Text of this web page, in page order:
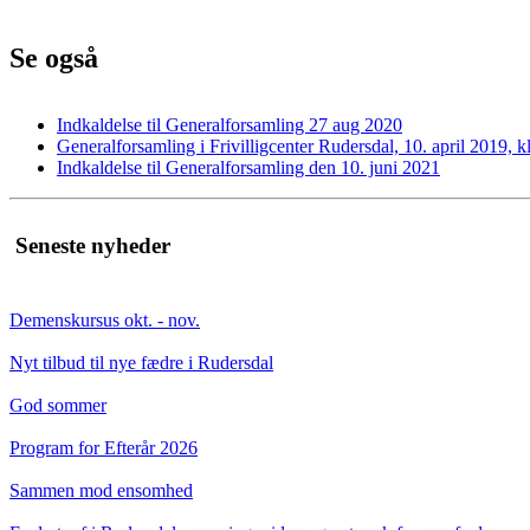
Se også
Indkaldelse til Generalforsamling 27 aug 2020
Generalforsamling i Frivilligcenter Rudersdal, 10. april 2019,
Indkaldelse til Generalforsamling den 10. juni 2021
Seneste nyheder
Demenskursus okt. - nov.
Nyt tilbud til nye fædre i Rudersdal
God sommer
Program for Efterår 2026
Sammen mod ensomhed